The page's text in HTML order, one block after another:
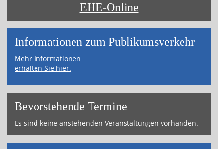
EHE-Online
Informa­tionen zum Publikums­­verkehr
Mehr Informationen
erhalten Sie hier.
Bevor­ste­hende Ter­mi­ne
Es sind keine an­ste­hen­den Ver­an­stal­tun­gen vor­han­den.